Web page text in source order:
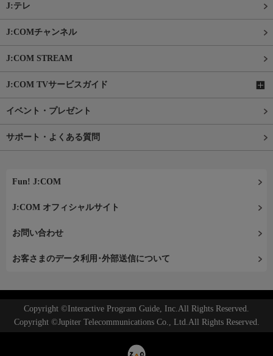
J:テレ
J:COMチャンネル
J:COM STREAM
J:COM TVサービスガイド
イベント・プレゼント
サポート・よくある質問
Fun! J:COM
J:COM オフィシャルサイト
お問い合わせ
お客さまのデータ利用･外部送信について
Copyright ©Interactive Program Guide, Inc.All Rights Reserved.
Copyright ©Jupiter Telecommunications Co., Ltd.All Rights Reserved.